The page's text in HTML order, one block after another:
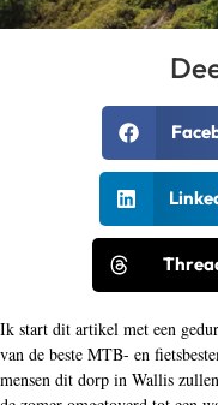
Ik start dit artikel met een
van de beste MTB- en
mensen dit dorp in Wallis